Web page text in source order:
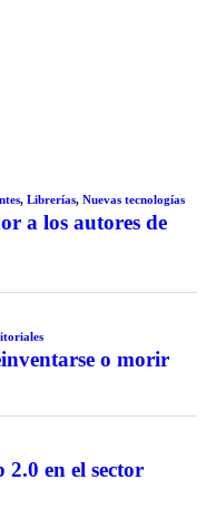
, Librerías, Nuevas tecnologías
a los autores de
o morir
2.0 en el sector